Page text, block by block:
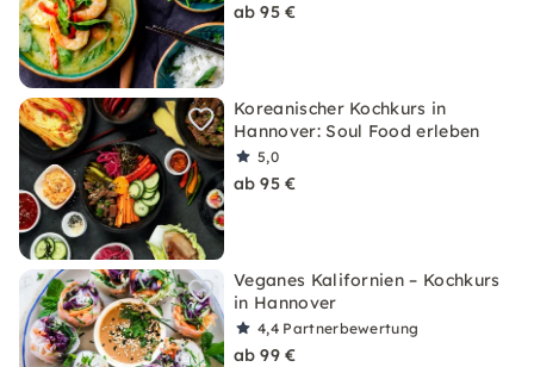
ab 95 €
Koreanischer Kochkurs in
Hannover: Soul Food erleben
5,0
ab 95 €
Veganes Kalifornien – Kochkurs
in Hannover
4,4 Partnerbewertung
ab 99 €